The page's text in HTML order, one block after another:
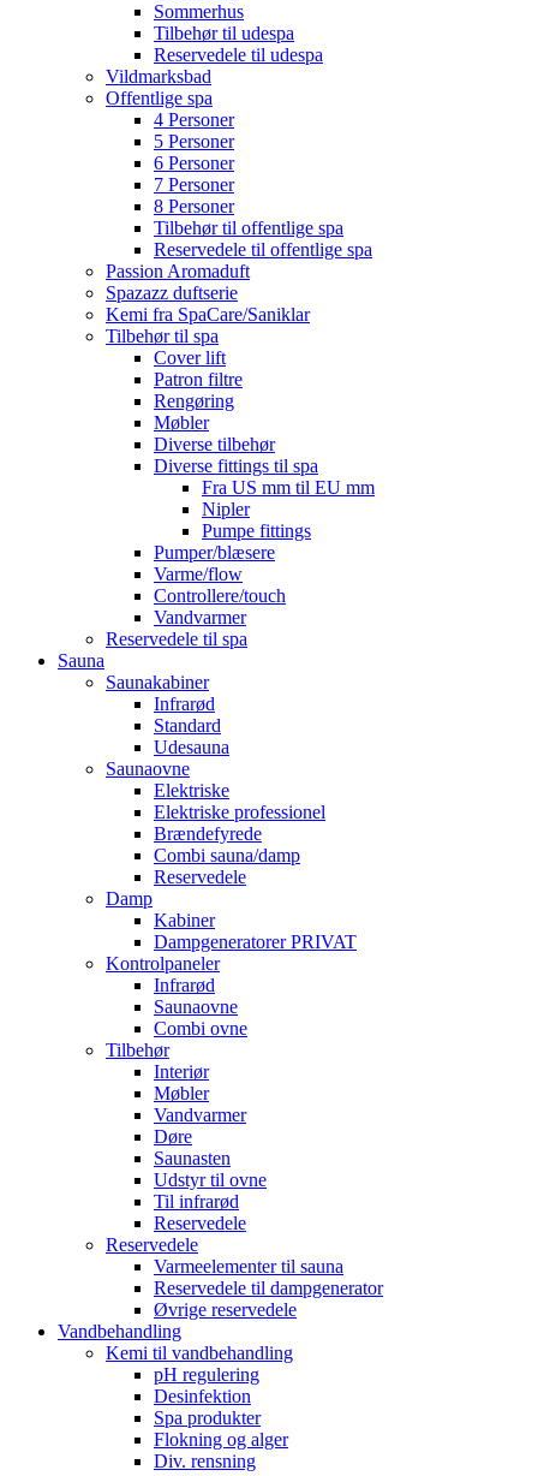
Sommerhus
Tilbehør til udespa
Reservedele til udespa
Vildmarksbad
Offentlige spa
4 Personer
5 Personer
6 Personer
7 Personer
8 Personer
Tilbehør til offentlige spa
Reservedele til offentlige spa
Passion Aromaduft
Spazazz duftserie
Kemi fra SpaCare/Saniklar
Tilbehør til spa
Cover lift
Patron filtre
Rengøring
Møbler
Diverse tilbehør
Diverse fittings til spa
Fra US mm til EU mm
Nipler
Pumpe fittings
Pumper/blæsere
Varme/flow
Controllere/touch
Vandvarmer
Reservedele til spa
Sauna
Saunakabiner
Infrarød
Standard
Udesauna
Saunaovne
Elektriske
Elektriske professionel
Brændefyrede
Combi sauna/damp
Reservedele
Damp
Kabiner
Dampgeneratorer PRIVAT
Kontrolpaneler
Infrarød
Saunaovne
Combi ovne
Tilbehør
Interiør
Møbler
Vandvarmer
Døre
Saunasten
Udstyr til ovne
Til infrarød
Reservedele
Reservedele
Varmeelementer til sauna
Reservedele til dampgenerator
Øvrige reservedele
Vandbehandling
Kemi til vandbehandling
pH regulering
Desinfektion
Spa produkter
Flokning og alger
Div. rensning